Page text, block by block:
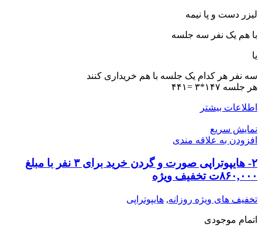
لیزر دست و پا نیمه
با هم یک نفر سه جلسه
یا
سه نفر هر کدام یک جلسه با هم خریداری کنند
هر جلسه ١۴٧*٣ =۴۴١
اطلاعات بیشتر
نمایش سریع
افزودن به علاقه مندی
۲- هایپوتراپی صورت و گردن خرید برای ۳ نفر با مبلغ
۸۶۰,۰۰۰ت تخفیف ویژه
تخفیف های ویژه روزانه, هایپوتراپی
اتمام موجودی